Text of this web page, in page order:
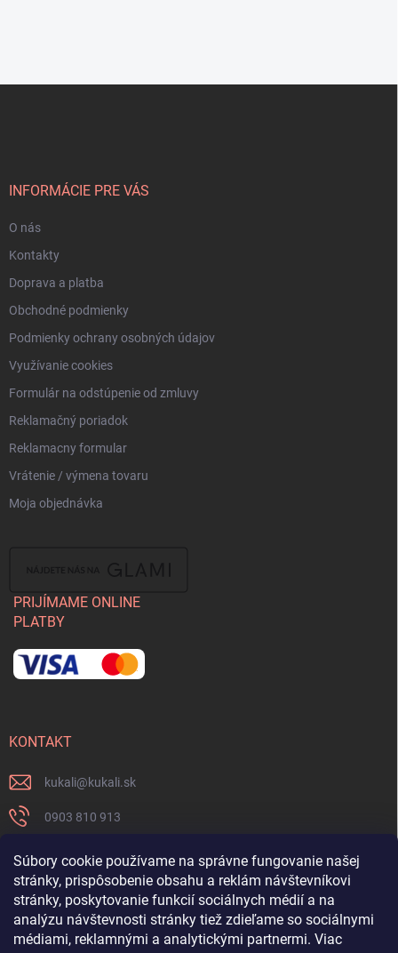
Súbory cookie používame na správne fungovanie našej
stránky, prispôsobenie obsahu a reklám návštevníkovi
stránky, poskytovanie funkcií sociálnych médií a na
analýzu návštevnosti stránky tiež zdieľame so sociálnymi
médiami, reklamnými a analytickými partnermi. Viac
INFORMÁCIE PRE VÁS
O nás
Kontakty
Doprava a platba
Obchodné podmienky
Podmienky ochrany osobných údajov
Využívanie cookies
Formulár na odstúpenie od zmluvy
Reklamačný poriadok
Reklamacny formular
Vrátenie / výmena tovaru
Moja objednávka
PRIJÍMAME ONLINE
PLATBY
KONTAKT
kukali@kukali.sk
0903 810 913
Nenechajte si ujsť novinky a sledujte nás na FB
kukalishop